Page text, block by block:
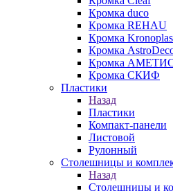
Кромка duco
Кромка REHAU
Кромка
Кромка
Кромка
Кромка СКИФ
Пластики
Назад
Пластики
Компакт-панели
Листовой
Рулонный
Столешницы и
Назад
Столешницы и